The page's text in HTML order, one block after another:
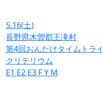
5.16(土)
長野県木曽郡王滝村
第4回おんたけタイムトラ
クリテリウム
E1 E2 E3 FY M